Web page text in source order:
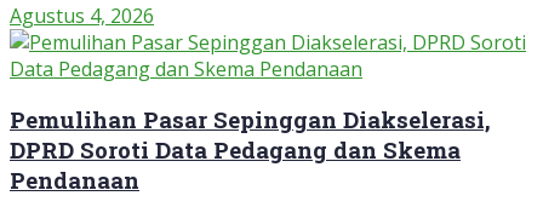
Agustus 4, 2026
Pemulihan Pasar Sepinggan Diakselerasi,
DPRD Soroti Data Pedagang dan Skema
Pendanaan